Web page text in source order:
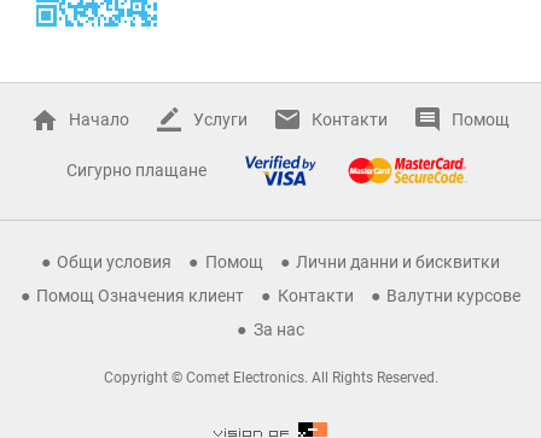
Начало Услуги Контакти Помощ
Сигурно плащане
Общи условия Помощ
Лични данни и бисквитки
Помощ Означения клиент
Контакти
Валутни курсове
За нас
Copyright © Comet Electronics. All Rights Reserved.